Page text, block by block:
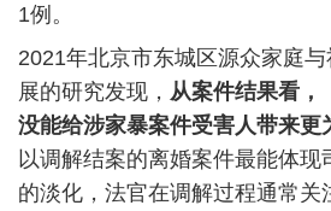
1例。
2021年北京市东城区源众家庭
展的研究发现， 从案件结果看，
没能给涉家暴案件受害人带来更
以调解结案的离婚案件最能体现
的淡化，法官在调解过程通常关